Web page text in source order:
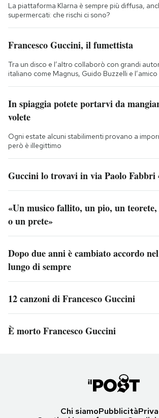
La piattaforma Klarna è sempre più diffusa,
supermercati: che rischi ci sono?
Francesco Guccini, il fumettista
Tra un disco e l’altro collaborò con grandi
italiano come Magnus, Guido Buzzelli e
In spiaggia potete portarvi da
volete
Ogni estate alcuni stabilimenti provano a
però è illegittimo
Guccini lo trovavi in via Paolo Fabbri
«Un musico fallito, un pio, un
o un prete»
Dopo due anni è cambiato accordo
lungo di sempre
12 canzoni di Francesco Guccini
È morto Francesco Guccini
Chi siamoPubblicità